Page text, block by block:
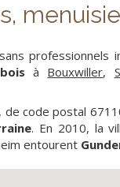
professionnels
à Bouxwiller,
, de code postal
. En 2010, la
entourent